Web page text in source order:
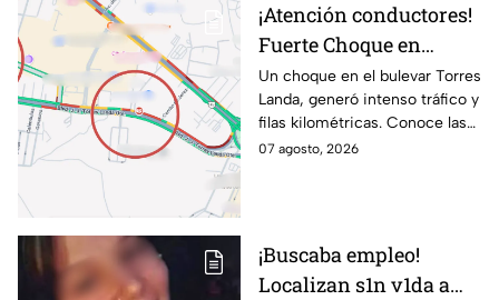
¡Atención conductores!
Fuerte Choque en
Torres Landa provoca
filas kilométricas a esta
altura
Un choque en el bulevar Torres
Landa, generó intenso tráfico y
filas kilométricas. Conoce las
vías alternas.
07 agosto, 2026
¡Buscaba empleo!
Localizan s1n v1da a